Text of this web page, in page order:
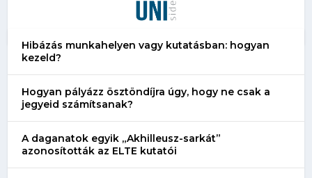
Hibázás munkahelyen vagy kutatásban: hogyan
kezeld?
Hogyan pályázz ösztöndíjra úgy, hogy ne csak a
jegyeid számítsanak?
A daganatok egyik „Akhilleusz-sarkát”
azonosították az ELTE kutatói